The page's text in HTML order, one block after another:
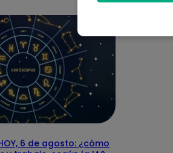
6 de agosto: ¿cómo